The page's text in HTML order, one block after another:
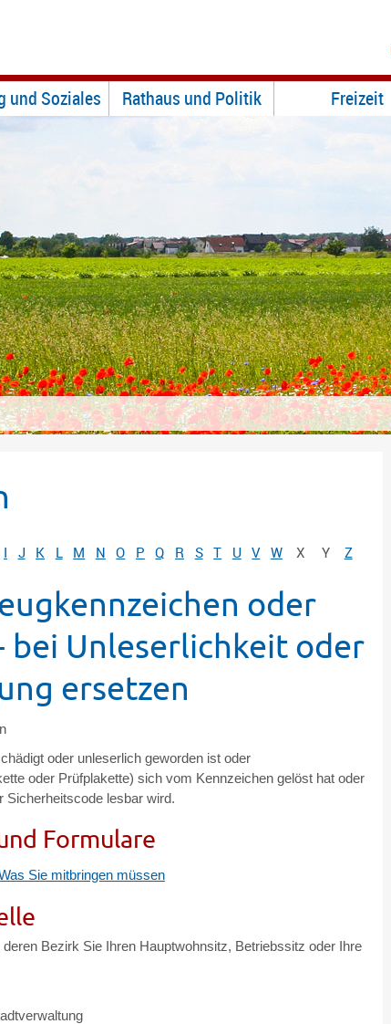
und Soziales Rathaus und Politik Freizeit
I J K L M N O P Q R S T U V W X Y Z
oder
bei Unleserlichkeit oder
ersetzen
oder unleserlich geworden ist oder
oder Prüfplakette) sich vom Kennzeichen gelöst hat oder
Sicherheitscode lesbar wird.
Formulare
Sie mitbringen müssen
Bezirk Sie Ihren Hauptwohnsitz, Betriebssitz oder Ihre